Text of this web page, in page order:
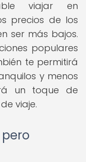
viajar en
precios de los
ser más bajos.
populares
te permitirá
y menos
un toque de
viaje.